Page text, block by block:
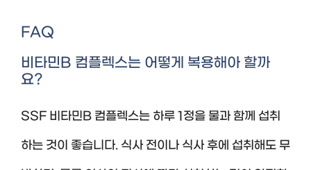
FAQ
비타민B 컴플렉스는 어떻게 복용해아 할까
요?
SSF 비타민B 컴플렉스는 하루 1정을 물과 함께 섭취
하는 것이 좋습니다. 식사 전이나 식사 후에 섭취해도 무